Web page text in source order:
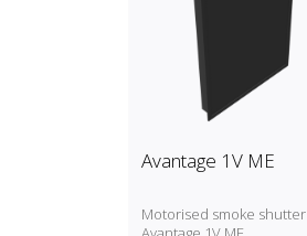
Avantage 1V ME
Motorised smoke shutter